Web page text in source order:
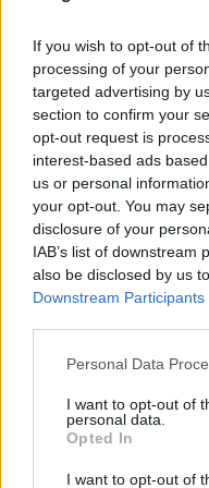
If you wish to opt-out of
processing of your
targeted advertising by
section to confirm your
opt-out request is
interest-based ads
us or personal
your opt-out. You may
disclosure of your
IAB’s list of downstream
also be disclosed by us
Downstream Participants
Please note that this
not limited to your visit
grant or deny consent to
use your data for below
consent section.
Personal Data
I want to opt-out of
personal data.
Opted In
I want to opt-out of
senki sem tehet róla,
maradtam éjjel,
suttogták: nem
amit ő, a gyönyörű
hogy befejezzem és
szerelmes voltam,
mégsem. Talán
Tízéves koromban
és megtanultam
alapokat, aztán
Tizenhét évesen,
apukám behozta a
írtam az
első
lendületet adott a
a világ egy
ezért, illetve ebből
nem éli meg igazán
MOME-ra média